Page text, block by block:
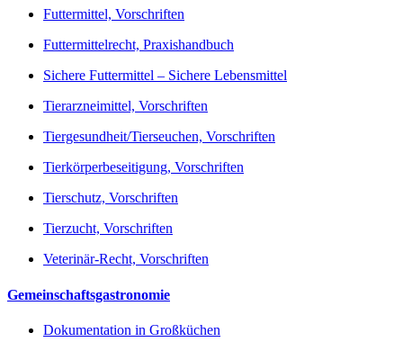
Futtermittel, Vorschriften
Futtermittelrecht, Praxishandbuch
Sichere Futtermittel – Sichere Lebensmittel
Tierarzneimittel, Vorschriften
Tiergesundheit/Tierseuchen, Vorschriften
Tierkörperbeseitigung, Vorschriften
Tierschutz, Vorschriften
Tierzucht, Vorschriften
Veterinär-Recht, Vorschriften
Gemeinschaftsgastronomie
Dokumentation in Großküchen